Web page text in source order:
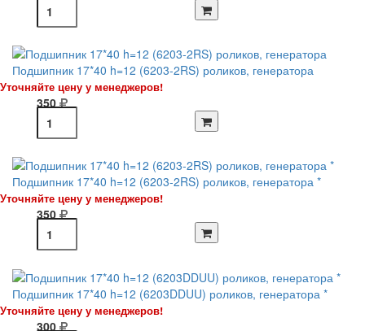
Подшипник 17*40 h=12 (6203-2RS) роликов, генератора
Уточняйте цену у менеджеров!
350
Подшипник 17*40 h=12 (6203-2RS) роликов, генератора *
Уточняйте цену у менеджеров!
350
Подшипник 17*40 h=12 (6203DDUU) роликов, генератора *
Уточняйте цену у менеджеров!
300